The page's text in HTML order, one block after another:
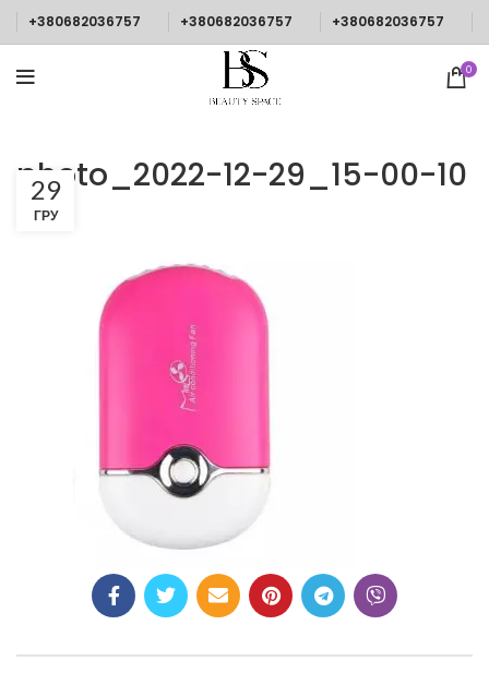
+380682036757 +380682036757 +380682036757
0
photo_2022-12-29_15-00-10
29
ГРУ